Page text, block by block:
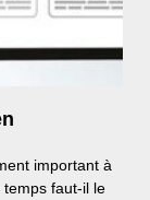
important à
faut-il le